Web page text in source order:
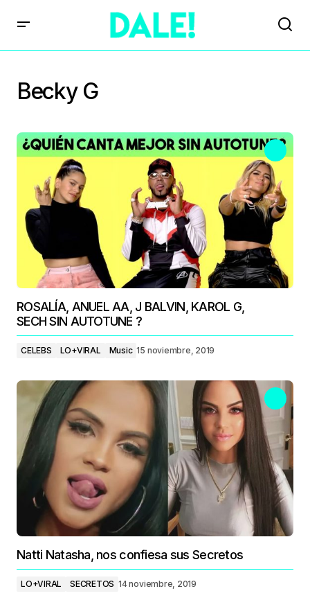
Becky G
ROSALÍA, ANUEL AA, J BALVIN, KAROL G,
SECH SIN AUTOTUNE ?
CELEBS LO+VIRAL Music 15 noviembre, 2019
Natti Natasha, nos confiesa sus Secretos
LO+VIRAL SECRETOS 14 noviembre, 2019